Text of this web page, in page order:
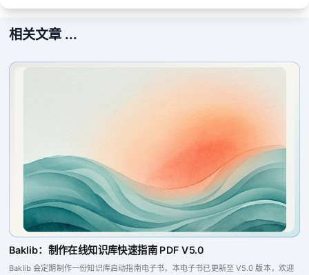
相关文章 ...
Baklib：制作在线知识库快速指南 PDF V5.0
Baklib 会定期制作一份知识库启动指南电子书，本电子书已更新至 V5.0 版本，欢迎